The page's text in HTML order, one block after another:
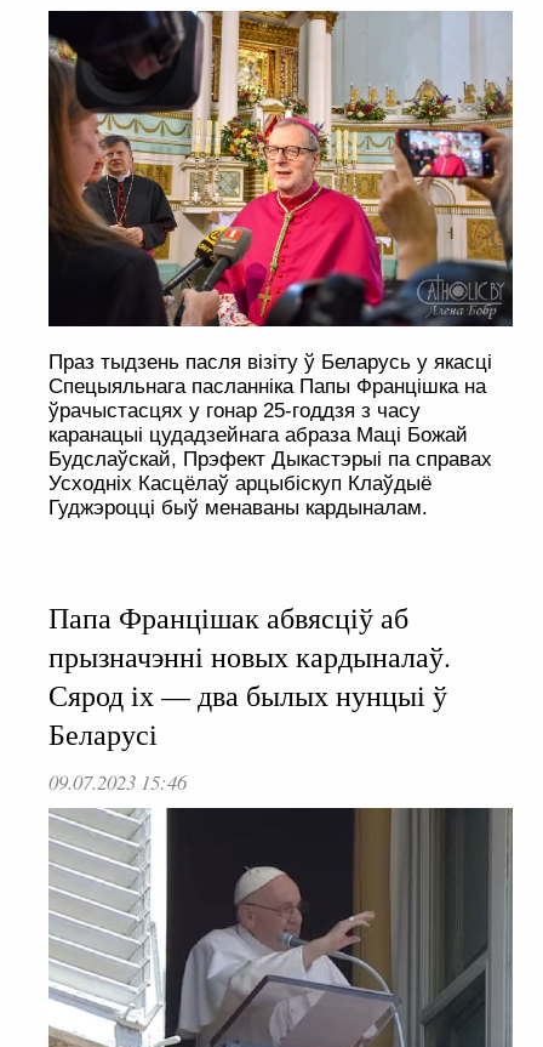
Праз тыдзень пасля візіту ў Беларусь у якасці
Спецыяльнага пасланніка Папы Францішка на
ўрачыстасцях у гонар 25-годдзя з часу
каранацыі цудадзейнага абраза Маці Божай
Будслаўскай, Прэфект Дыкастэрыі па справах
Усходніх Касцёлаў арцыбіскуп Клаўдыё
Гуджэроцці быў менаваны кардыналам.
Папа Францішак абвясціў аб
прызначэнні новых кардыналаў.
Сярод іх — два былых нунцыі ў
Беларусі
09.07.2023 15:46